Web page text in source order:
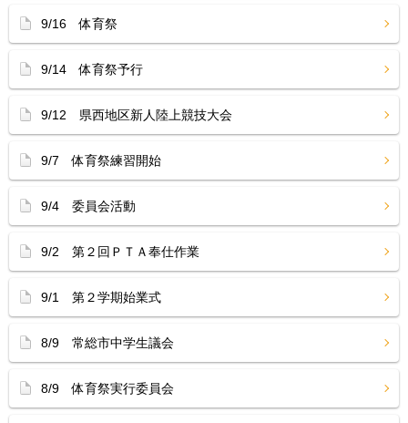
9/16 体育祭
9/14 体育祭予行
9/12 県西地区新人陸上競技大会
9/7 体育祭練習開始
9/4 委員会活動
9/2 第２回ＰＴＡ奉仕作業
9/1 第２学期始業式
8/9 常総市中学生議会
8/9 体育祭実行委員会